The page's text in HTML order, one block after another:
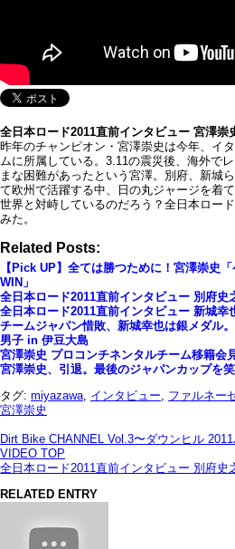
全日本ロード2011直前インタビュー 宮澤崇
昨年のチャンピオン・宮澤崇史は今年、イ
ムに所属している。3.11の震災後、海外で
まな困難があったという宮澤。別府、新城
て欧州で活躍する中、日の丸ジャージを着
世界と対峙しているのだろう？全日本ロー
みた。
Related Posts:
【Pick UP】全ては勝つために！宮澤崇史
WIN」
全日本ロード2011直前インタビュー 別府史
全日本ロード2011直前インタビュー 新城幸
チームジャパン惜敗、新城幸也は銀メダル
男子 in 伊豆大島
宮澤崇史 プロコンチネンタルチーム移籍会
宮澤崇史、引退。最後のジャパンカップを
タグ: miyazawa インタビュー ファルネー
宮澤崇史
Dirt Bike CHANNEL Vol.3〜ダウンヒル
VIDEO TOP
全日本ロード2011直前インタビュー 別府史
RELATED ENTRY